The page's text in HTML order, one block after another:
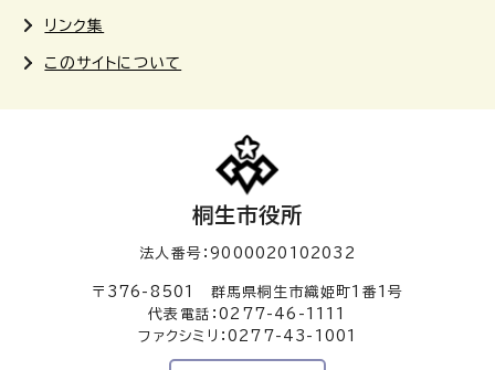
リンク集
このサイトについて
桐生市役所
法人番号：9000020102032
〒376-8501 群馬県桐生市織姫町1番1号
代表電話：0277-46-1111
ファクシミリ：0277-43-1001